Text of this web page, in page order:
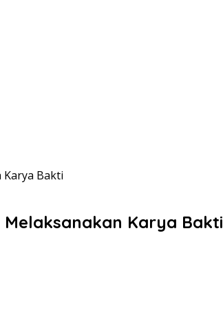
Karya Bakti
Karya Bakti